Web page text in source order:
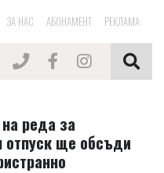
ЗА НАС АБОНАМЕНТ РЕКЛАМА
реда за
отпуск ще обсъди